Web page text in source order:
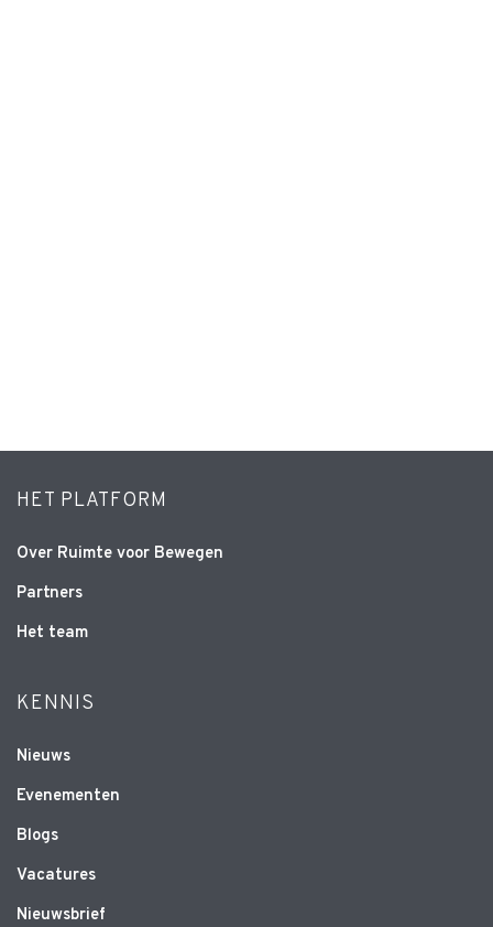
HET PLATFORM
Over Ruimte voor Bewegen
Partners
Het team
KENNIS
Nieuws
Evenementen
Blogs
Vacatures
Nieuwsbrief